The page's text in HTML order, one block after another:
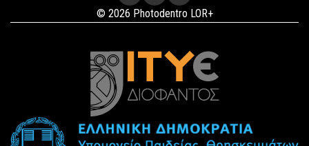
© 2026 Photodentro LOR+